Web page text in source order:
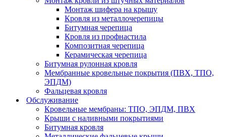
Монтаж шифера на крышу
Кровля из металлочерепицы
Битумная черепица
Кровля из профнастила
Композитная черепица
Керамическая черепица
Битумная рулонная кровля
Мембранные кровельные покрытия (ПВХ, ТПО,
ЭПДМ)
Фальцевая кровля
Обслуживание
Кровельные мембраны: ТПО, ЭПДМ, ПВХ
Крыши с наливными покрытиями
Битумная кровля